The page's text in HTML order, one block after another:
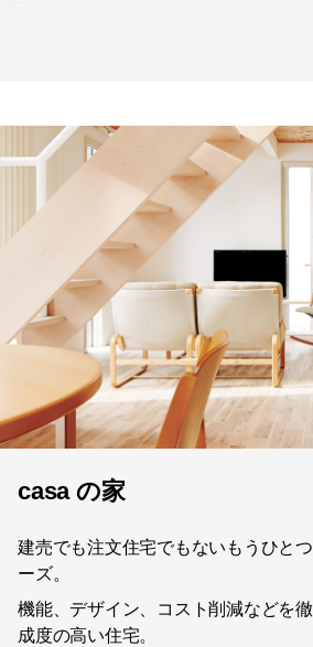
casa の家
建売でも注文住宅でもないもうひと
ーズ。
機能、デザイン、コスト削減などを
成度の高い住宅。